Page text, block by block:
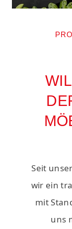
Seit
wir ein
mit
uns